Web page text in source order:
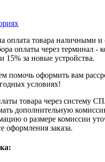
оплата товара наличными
оплаты через терминал -
15% за новые устройства.
помочь оформить вам
условиях!
товара через систему
дополнительную
о размере комиссии
оформления заказа.